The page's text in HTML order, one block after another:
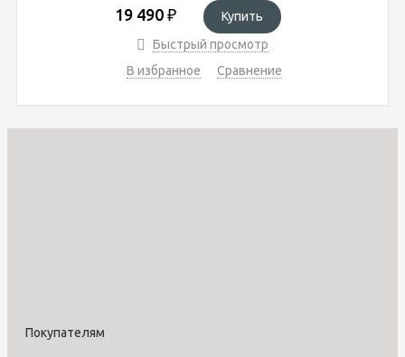
19 490 ₽
Купить
Быстрый просмотр
В избранное
Сравнение
Покупателям